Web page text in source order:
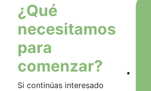
¿Qué
necesitamos
para
comenzar?
Si continúas interesado